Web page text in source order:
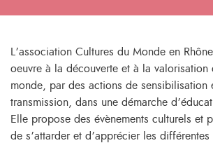
L’association Cultures du Monde en
oeuvre à la découverte et à la valorisation
monde, par des actions de sensibilisation
transmission, dans une démarche
Elle propose des évènements culturels et
de s’attarder et d’apprécier les